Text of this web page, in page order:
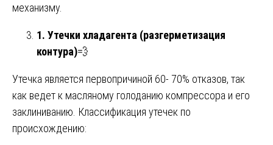
механизму.
1. Утечки хладагента (разгерметизация
контура)💨
Утечка является первопричиной 60- 70% отказов, так
как ведет к масляному голоданию компрессора и его
заклиниванию. Классификация утечек по
происхождению: